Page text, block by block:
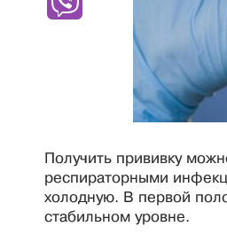
Получить прививку
респираторными
холодную. В первой
стабильном уровне.